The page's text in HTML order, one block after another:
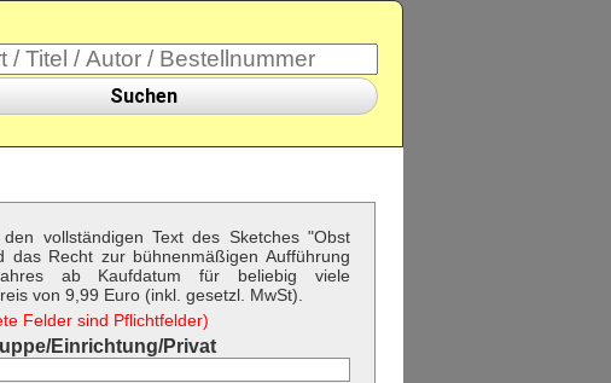
Suchen
vollständigen Text des Sketches "Obst
das Recht zur bühnenmäßigen Aufführung
ab Kaufdatum für beliebig viele
von 9,99 Euro (inkl. gesetzl. MwSt).
Felder sind Pflichtfelder)
Einrichtung/Privat